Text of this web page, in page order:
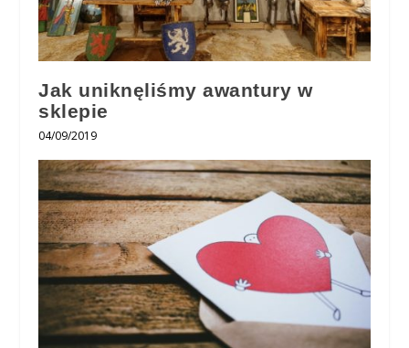
Jak uniknęliśmy awantury w
sklepie
04/09/2019